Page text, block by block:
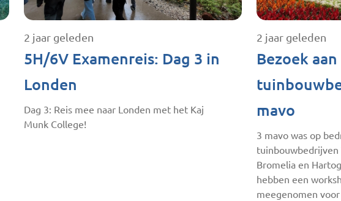
2 jaar geleden
5H/6V Examenreis: Dag 3 in
Londen
Dag 3: Reis mee naar Londen met het Kaj
Munk College!
2 jaar geleden
Bezoek aan
mavo
3 mavo was op
tuinbouwbedrijven
Bromelia en
hebben een
meegenomen